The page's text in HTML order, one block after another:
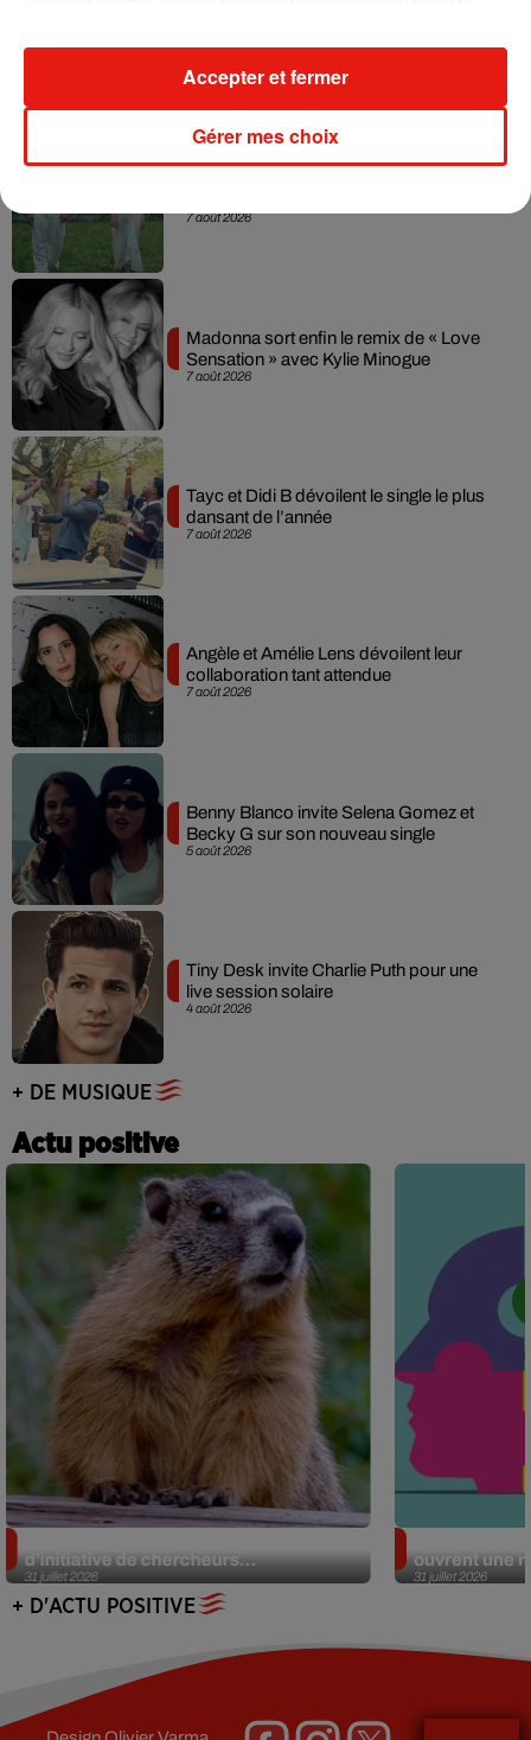
7 août 2026
7 août 2026
Madonna sort enfin le remix de « Love
Sensation » avec Kylie Minogue
7 août 2026
Tayc et Didi B dévoilent le single le plus
dansant de l’année
7 août 2026
Angèle et Amélie Lens dévoilent leur
collaboration tant attendue
5 août 2026
Benny Blanco invite Selena Gomez et
Becky G sur son nouveau single
4 août 2026
Tiny Desk invite Charlie Puth pour une
live session solaire
+ DE MUSIQUE
Actu positive
31 juillet 2026
d’initiative de chercheurs...
31 juillet 2026
ouvrent une
+ D'ACTU POSITIVE
Gérer mes choix
Accepter et fermer